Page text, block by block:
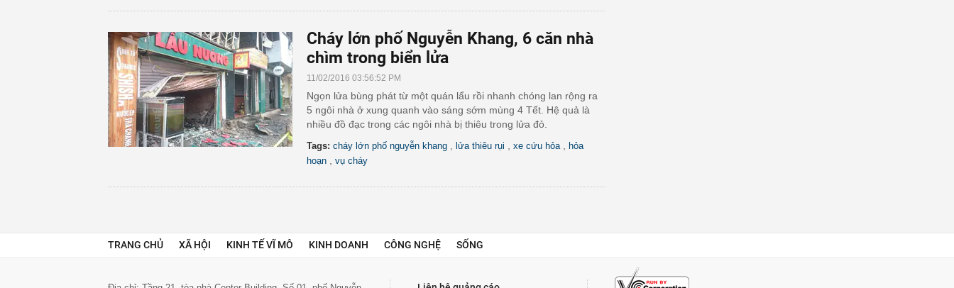
Cháy lớn phố Nguyễn Khang, 6 căn nhà
chìm trong biển lửa
11/02/2016 03:56:52 PM
Ngọn lửa bùng phát từ một quán lẩu rồi nhanh chóng lan rộng ra
5 ngôi nhà ở xung quanh vào sáng sớm mùng 4 Tết. Hệ quả là
nhiều đồ đạc trong các ngôi nhà bị thiêu trong lửa đỏ.
Tags: cháy lớn phố nguyễn khang lửa thiêu rụi xe cứu hỏa
hỏa
hoạn
vụ cháy
TRANG CHỦ XÃ HỘI KINH TẾ VĨ MÔ KINH DOANH CÔNG NGHỆ SỐNG